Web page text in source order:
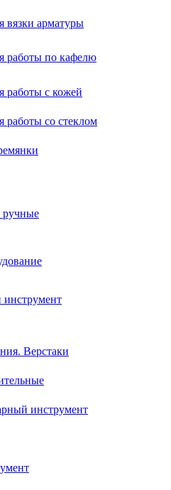
вязки арматуры
работы по кафелю
работы с кожей
работы со стеклом
инструмент
Верстаки
инструмент